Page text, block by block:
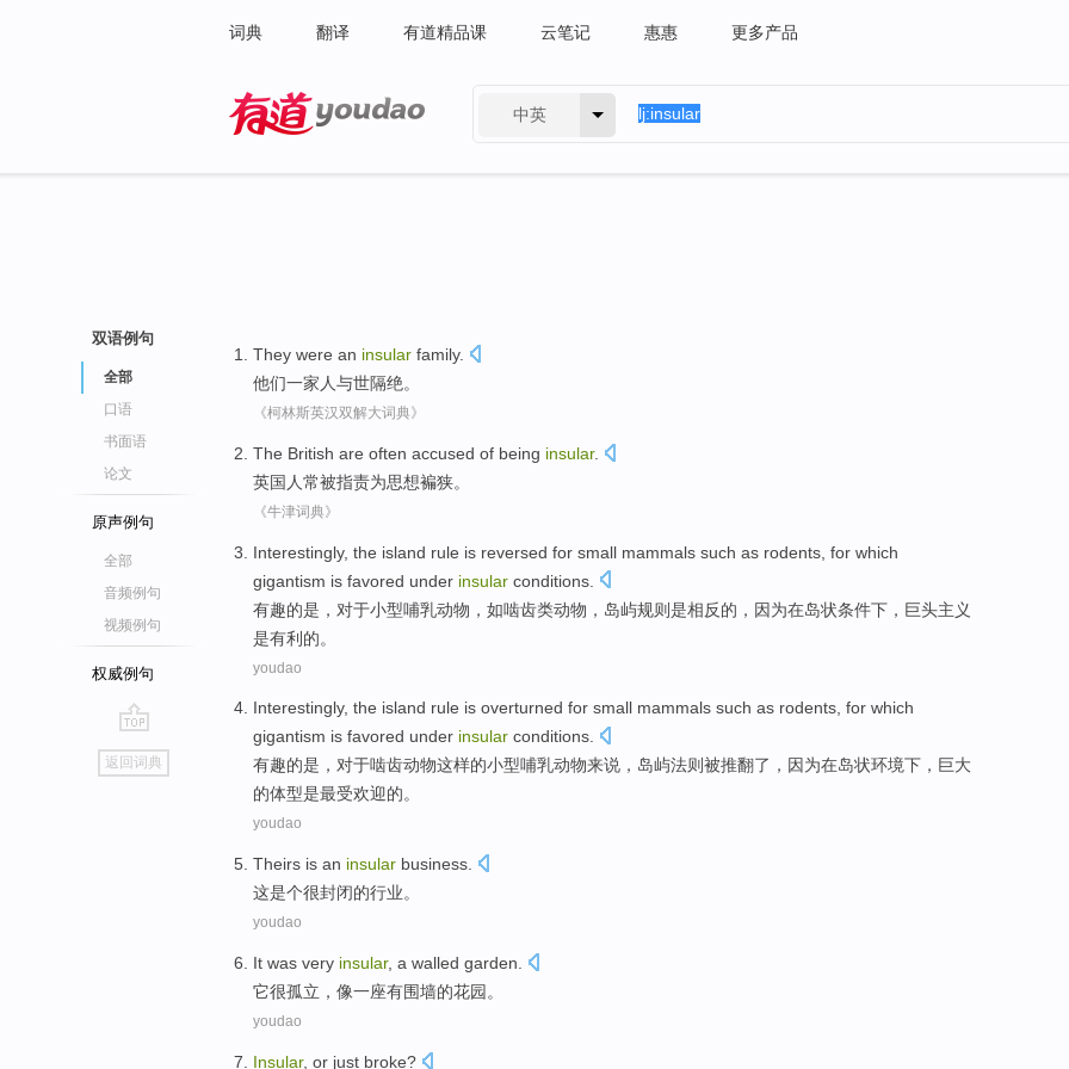
词典 翻译 有道精品课 云笔记 惠惠 更多产品
中英
双语例句
全部
口语
书面语
论文
原声例句
全部
音频例句
视频例句
权威例句
go
top
返回词典
They were an insular family.
他们一家人与世隔绝。
《柯林斯英汉双解大词典》
The British are often accused of being insular.
英国 人常被指责为思想褊狭。
《牛津词典》
Interestingly, the island rule is reversed for small mammals such as rodents for which
gigantism is favored under insular conditions
有趣的是 ， 对于小型哺乳动物 ， 如啮齿类动物 ， 岛屿规则是相反的， 因为在岛状条件下 ，巨头主义
是有利的。
youdao
Interestingly, the island rule is overturned for small mammals such as rodents, for which
gigantism is favored under insular conditions.
有趣的是 ， 对于啮齿动物这样的小型哺乳动物来说， 岛屿法则被推翻了 ， 因为在岛状环境下 ，巨大
的体型是最受欢迎的。
youdao
Theirs is an insular business
这是个很封闭的行业。
youdao
It was very insular, a walled garden
它很孤立 ， 像一座有围墙的花园 。
youdao
Insular, or just broke?